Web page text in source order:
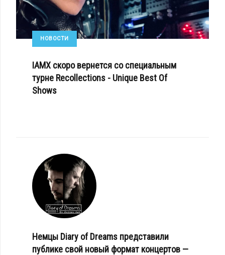
НОВОСТИ
IAMX скоро вернется со специальным
турне Recollections - Unique Best Of
Shows
Немцы Diary of Dreams представили
публике свой новый формат концертов —